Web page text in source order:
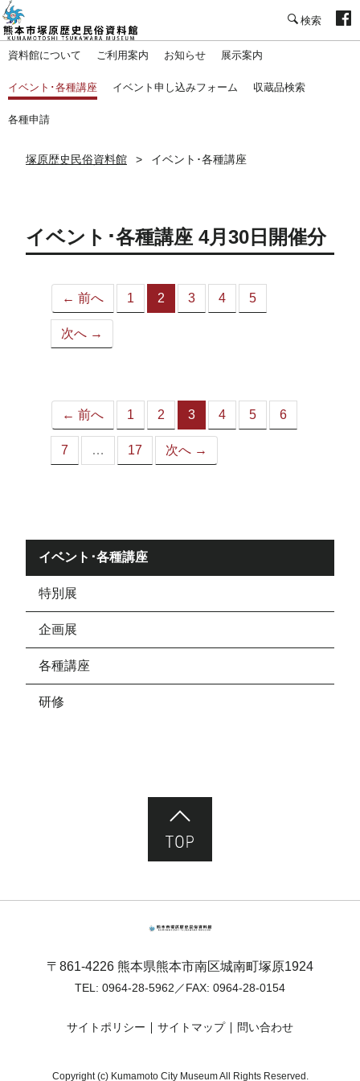
資料館について ご利用案内 お知らせ 展示案内
イベント･各種講座 イベント申し込みフォーム 収蔵品検索
各種申請
塚原歴史民俗資料館 イベント･各種講座
イベント･各種講座 4月30日開催分
← 前へ 1 2
（こ
3 4 5
次へ →
← 前へ 1 2 3
（こ
の
4 5 6
7 … 17 次へ →
イベント･各種講座
特別展
企画展
各種講座
研修
〒861-4226 熊本県熊本市南区城南町塚原1924
TEL: 0964-28-5962 ／FAX: 0964-28-0154
サイトポリシー サイトマップ 問い合わせ
Copyright (c) Kumamoto City Museum All Rights Reserved.